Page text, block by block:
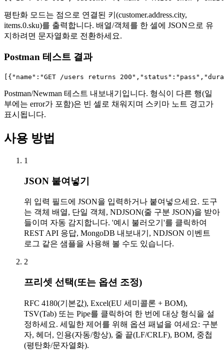
평탄화 모드는 점으로 연결된 키(customer.address.city,
items.0.sku)를 출력합니다. 배열/객체를 한 셀에 JSON으로 유
지하려면 문자열화로 전환하세요.
Postman 테스트 결과
[{"name":"GET /users returns
Postman/Newman 테스트 내보내기입니다. 형식이 다른 행(일
부에는 error가 포함)은 빈 셀로 채워지며 스키마 노트 경고가
표시됩니다.
사용 방법
1
JSON 붙여넣기
위 입력 필드에 JSON을 입력하거나 붙여넣으세요. 도구
는 객체 배열, 단일 객체, NDJSON(줄 구분 JSON)을 받아
들이며 자동 감지합니다. '예시 불러오기'를 클릭하여
REST API 응답, MongoDB 내보내기, NDJSON 이벤트
로그 같은 샘플을 사용해 볼 수도 있습니다.
2
프리셋 선택(또는 옵션 조정)
RFC 4180(기본값), Excel(EU 세미콜론 + BOM),
TSV(Tab) 또는 Pipe를 클릭하여 한 번에 대상 형식을 설
정하세요. 세밀한 제어를 위해 옵션 패널을 여세요: 구분
자, 헤더, 인용(자동/항상), 줄 끝(LF/CRLF), BOM, 중첩
(평탄화/문자열화).